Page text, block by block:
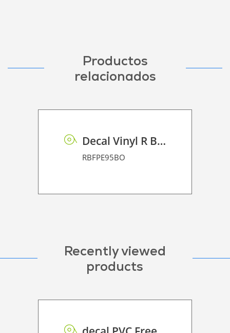
Productos
relacionados
Decal Vinyl R BF PE 95 BO
RBFPE95BO
Recently viewed
products